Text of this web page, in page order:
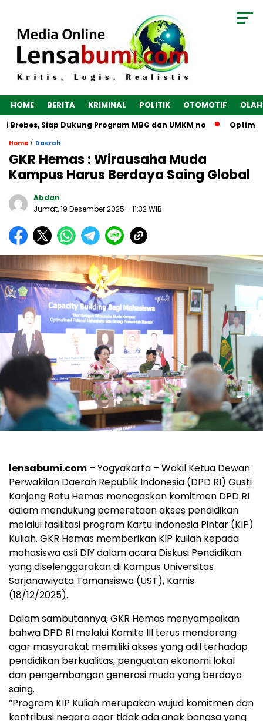
HOME BERITA KRIMINAL POLITIK OTOMOTIF
Siap Dukung Program MBG dan UMKM no
Home / Daerah
GKR Hemas : Wirausaha Muda
Kampus Harus Berdaya Saing Global
Abdan
Jumat, 19 Desember 2025 - 11:32 WIB
lensabumi.com – Yogyakarta – Wakil Ketua Dewan
Perwakilan Daerah Republik Indonesia (DPD RI) Gusti
Kanjeng Ratu Hemas menegaskan komitmen DPD RI
dalam mendukung pemerataan akses pendidikan
melalui fasilitasi program Kartu Indonesia Pintar (KIP)
Kuliah. GKR Hemas memberikan KIP kuliah kepada
mahasiswa asli DIY dalam acara Diskusi Pendidikan
yang diselenggarakan di Kampus Universitas
Sarjanawiyata Tamansiswa (UST), Kamis
(18/12/2025).
Dalam sambutannya, GKR Hemas menyampaikan
bahwa DPD RI melalui Komite III terus mendorong
agar masyarakat memiliki akses yang adil terhadap
pendidikan berkualitas, penguatan ekonomi lokal
dan pengembangan generasi muda yang berdaya
saing.
“Program KIP Kuliah merupakan wujud komitmen dan
kontribusi negara agar tidak ada anak bangsa yang